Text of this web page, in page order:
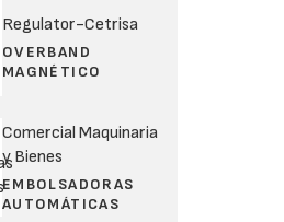
Regulator-Cetrisa
OVERBAND
MAGNÉTICO
Comercial Maquinaria
y Bienes
EMBOLSADORAS
AUTOMÁTICAS